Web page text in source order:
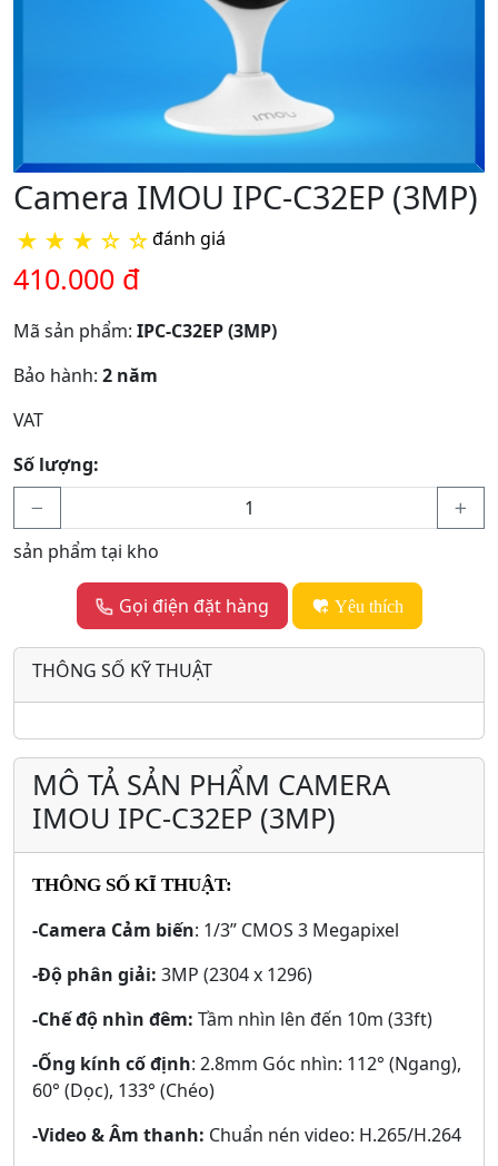
Camera IMOU IPC-C32EP (3MP)
★ ★ ★ ☆ ☆đánh giá
410.000 đ
Mã sản phẩm: IPC-C32EP (3MP)
Bảo hành: 2 năm
VAT
Số lượng:
sản phẩm tại kho
Gọi điện đặt hàng Yêu thích
THÔNG SỐ KỸ THUẬT
MÔ TẢ SẢN PHẨM CAMERA
IMOU IPC-C32EP (3MP)
THÔNG SỐ KĨ THUẬT:
-Camera Cảm biến: 1/3” CMOS 3 Megapixel
-Độ phân giải: 3MP (2304 x 1296)
-Chế độ nhìn đêm: Tầm nhìn lên đến 10m (33ft)
-Ống kính cố định: 2.8mm Góc nhìn: 112° (Ngang),
60° (Dọc), 133° (Chéo)
-Video & Âm thanh: Chuẩn nén video: H.265/H.264